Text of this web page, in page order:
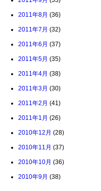
2011年8月 (36)
2011年7月 (32)
2011年6月 (37)
2011年5月 (35)
2011年4月 (38)
2011年3月 (30)
2011年2月 (41)
2011年1月 (26)
2010年12月 (28)
2010年11月 (37)
2010年10月 (36)
2010年9月 (38)